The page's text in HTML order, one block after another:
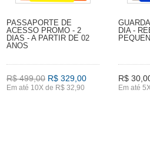
PASSAPORTE DE
ACESSO PROMO - 2
DIAS - A PARTIR DE 02
ANOS
R$ 499,00 R$ 329,00
Em até 10X de R$ 32,90
DIA -
R$
Em até